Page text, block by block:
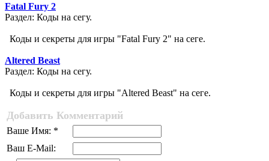
Fatal Fury 2
Раздел: Коды на сегу.
Коды и секреты для игры "Fatal Fury 2" на сеге.
Altered Beast
Раздел: Коды на сегу.
Коды и секреты для игры "Altered Beast" на сеге.
Добавить Комментарий
Ваше Имя: *
Ваш E-Mail: